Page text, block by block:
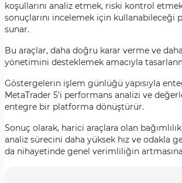
koşullarını analiz etmek, riski kontrol
sonuçlarını incelemek için kullanabileceği
sunar.
Bu araçlar, daha doğru karar verme ve
yönetimini desteklemek amacıyla
Göstergelerin işlem günlüğü yapısıyla
MetaTrader 5’i performans analizi ve
entegre bir platforma dönüştürür.
Sonuç olarak, harici araçlara olan bağımlılık
analiz sürecini daha yüksek hız ve odakla
da nihayetinde genel verimliliğin